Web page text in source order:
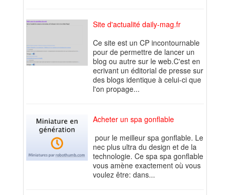
Site d'actualité daily-mag.fr
Ce site est un CP incontournable
pour de permettre de lancer un
blog ou autre sur le web.C'est en
ecrivant un éditorial de presse sur
des blogs identique à celui-ci que
l'on propage...
Acheter un spa gonflable
pour le meilleur spa gonflable. Le
nec plus ultra du design et de la
technologie. Ce spa spa gonflable
vous amène exactement où vous
voulez être: dans...